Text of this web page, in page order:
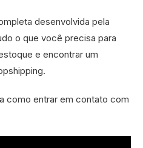
desenvolvida pela
o que você precisa para
e encontrar um
como entrar em contato com